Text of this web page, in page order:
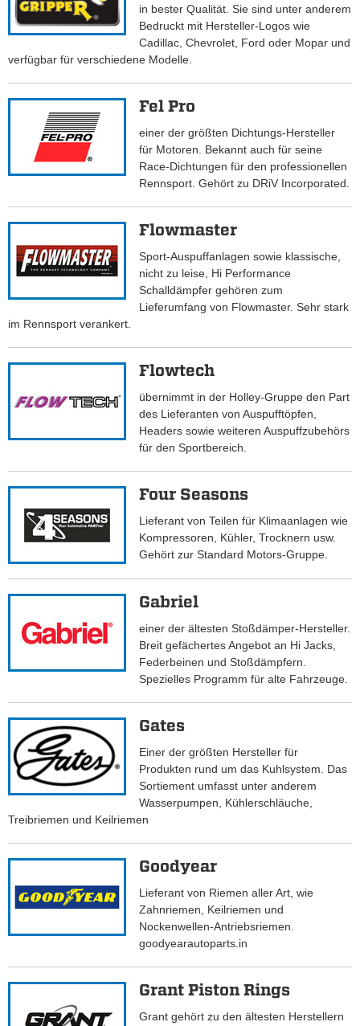
in bester Qualität. Sie sind unter anderem
Bedruckt mit Hersteller-Logos wie
Cadillac, Chevrolet, Ford oder Mopar und
verfügbar für verschiedene Modelle.
Fel Pro
einer der größten Dichtungs-Hersteller
für Motoren. Bekannt auch für seine
Race-Dichtungen für den professionellen
Rennsport. Gehört zu DRiV Incorporated.
Flowmaster
Sport-Auspuffanlagen sowie klassische,
nicht zu leise, Hi Performance
Schalldämpfer gehören zum
Lieferumfang von Flowmaster. Sehr stark
im Rennsport verankert.
Flowtech
übernimmt in der Holley-Gruppe den Part
des Lieferanten von Auspufftöpfen,
Headers sowie weiteren Auspuffzubehörs
für den Sportbereich.
Four Seasons
Lieferant von Teilen für Klimaanlagen wie
Kompressoren, Kühler, Trocknern usw.
Gehört zur Standard Motors-Gruppe.
Gabriel
einer der ältesten Stoßdämper-Hersteller.
Breit gefächertes Angebot an Hi Jacks,
Federbeinen und Stoßdämpfern.
Spezielles Programm für alte Fahrzeuge.
Gates
Einer der größten Hersteller für
Produkten rund um das Kuhlsystem. Das
Sortiement umfasst unter anderem
Wasserpumpen, Kühlerschläuche,
Treibriemen und Keilriemen
Goodyear
Lieferant von Riemen aller Art, wie
Zahnriemen, Keilriemen und
Nockenwellen-Antriebsriemen.
goodyearautoparts.in
Grant Piston Rings
Grant gehört zu den ältesten Herstellern